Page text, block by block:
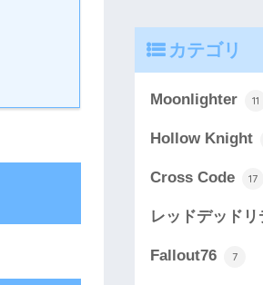
カテゴリ
Moonlighter 11
Hollow Knight
Cross Code 17
レッドデッド
Fallout76 7